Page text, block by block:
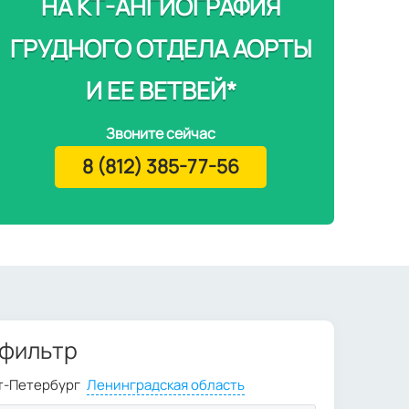
ГРУДНОГО ОТДЕЛА АОРТЫ
И ЕЕ ВЕТВЕЙ*
Звоните сейчас
8 (812) 385-77-56